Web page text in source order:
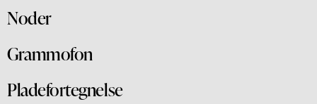
Noder
Grammofon
Pladefortegnelse